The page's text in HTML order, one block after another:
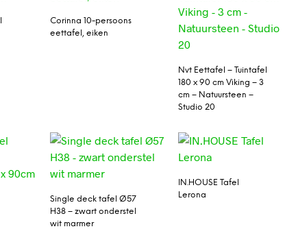
Corinna 10-persoons
eettafel, eiken
Nvt Eettafel – Tuintafel
180 x 90 cm Viking – 3
cm – Natuursteen –
Studio 20
Single deck tafel Ø57
H38 – zwart onderstel
wit marmer
IN.HOUSE Tafel
Lerona